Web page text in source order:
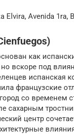
Elvira, Avenida 1ra,
как
но вскоре под
испанская
французские
со временем
сахарным
центр